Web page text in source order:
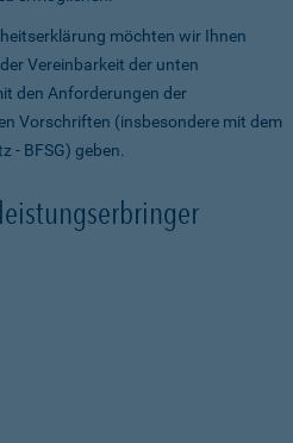
möchten wir Ihnen
Vereinbarkeit der unten
den Anforderungen der
Vorschriften (insbesondere mit dem
- BFSG) geben.